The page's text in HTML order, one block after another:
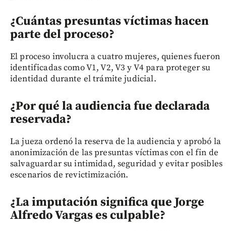
¿Cuántas presuntas víctimas hacen
parte del proceso?
El proceso involucra a cuatro mujeres, quienes fueron
identificadas como V1, V2, V3 y V4 para proteger su
identidad durante el trámite judicial.
¿Por qué la audiencia fue declarada
reservada?
La jueza ordenó la reserva de la audiencia y aprobó la
anonimización de las presuntas víctimas con el fin de
salvaguardar su intimidad, seguridad y evitar posibles
escenarios de revictimización.
¿La imputación significa que Jorge
Alfredo Vargas es culpable?